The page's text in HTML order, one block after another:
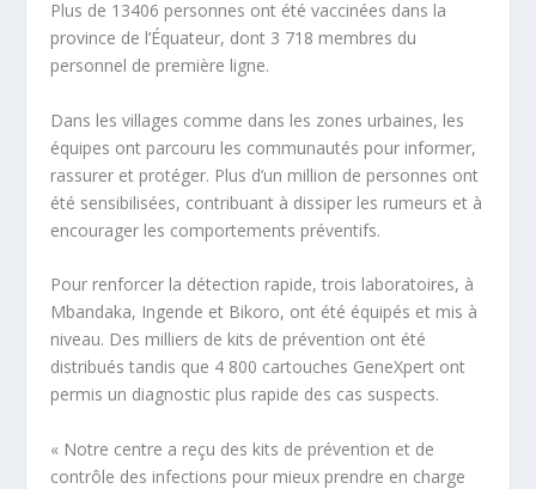
Plus de 13406 personnes ont été vaccinées dans la
province de l’Équateur, dont 3 718 membres du
personnel de première ligne.
Dans les villages comme dans les zones urbaines, les
équipes ont parcouru les communautés pour informer,
rassurer et protéger. Plus d’un million de personnes ont
été sensibilisées, contribuant à dissiper les rumeurs et à
encourager les comportements préventifs.
Pour renforcer la détection rapide, trois laboratoires, à
Mbandaka, Ingende et Bikoro, ont été équipés et mis à
niveau. Des milliers de kits de prévention ont été
distribués tandis que 4 800 cartouches GeneXpert ont
permis un diagnostic plus rapide des cas suspects.
« Notre centre a reçu des kits de prévention et de
contrôle des infections pour mieux prendre en charge